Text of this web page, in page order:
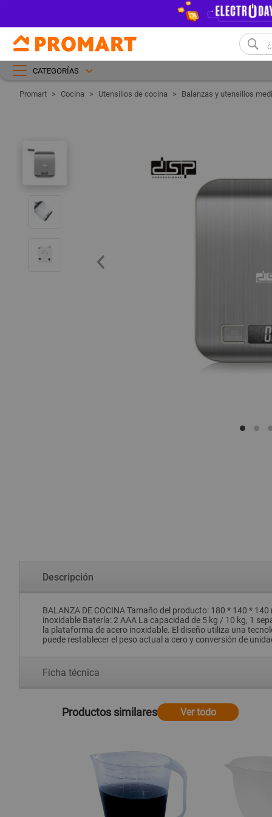
CATEGORÍAS
Cocina Utensilios de cocina
Balanzas y utensilios
Descripción
BALANZA DE COCINA Tamaño del producto: 180 * 140 *
inoxidable Batería: 2 AAA La capacidad de 5 kg / 10 kg, 1
la plataforma de acero inoxidable. El diseño utiliza una
puede restablecer el peso actual a cero y conversión de
Ficha técnica
Productos similares Ver todo